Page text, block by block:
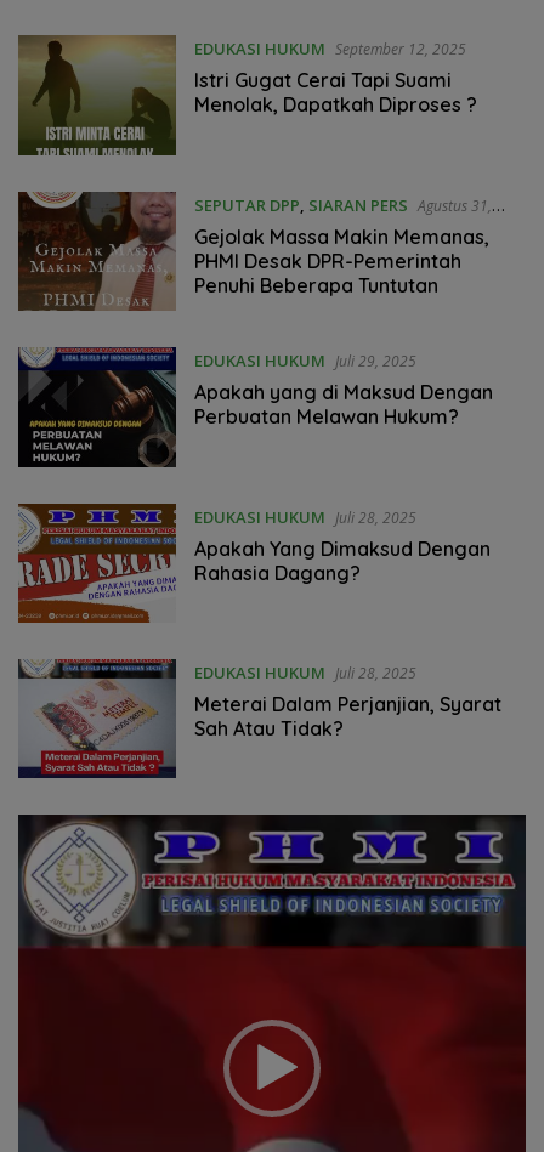
Hukum
EDUKASI HUKUM September 12, 2025
Istri Gugat Cerai Tapi Suami
Menolak, Dapatkah Diproses ?
SEPUTAR DPP SIARAN PERS Agustus 31,
2025
Gejolak Massa Makin Memanas,
PHMI Desak DPR-Pemerintah
Penuhi Beberapa Tuntutan
EDUKASI HUKUM Juli 29, 2025
Apakah yang di Maksud Dengan
Perbuatan Melawan Hukum?
EDUKASI HUKUM Juli 28, 2025
Apakah Yang Dimaksud Dengan
Rahasia Dagang?
EDUKASI HUKUM Juli 28, 2025
Meterai Dalam Perjanjian, Syarat
Sah Atau Tidak?
Pemutar
Video